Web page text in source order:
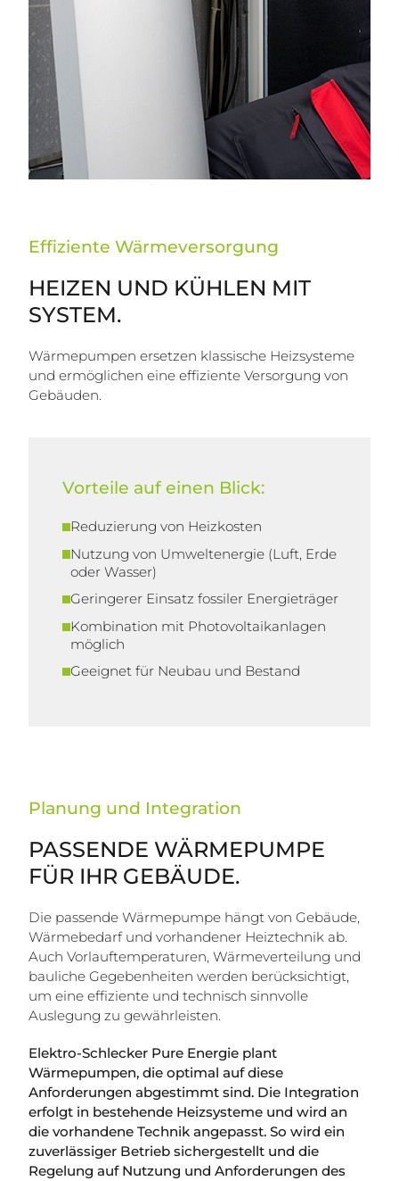
Effiziente Wärmeversorgung
HEIZEN UND KÜHLEN MIT
SYSTEM.
Wärmepumpen ersetzen klassische Heizsysteme
und ermöglichen eine effiziente Versorgung von
Gebäuden.
Vorteile auf einen Blick:
Reduzierung von Heizkosten
Nutzung von Umweltenergie (Luft, Erde
oder Wasser)
Geringerer Einsatz fossiler Energieträger
Kombination mit Photovoltaikanlagen
möglich
Geeignet für Neubau und Bestand
Planung und Integration
PASSENDE WÄRMEPUMPE
FÜR IHR GEBÄUDE.
Die passende Wärmepumpe hängt von Gebäude,
Wärmebedarf und vorhandener Heiztechnik ab.
Auch Vorlauftemperaturen, Wärmeverteilung und
bauliche Gegebenheiten werden berücksichtigt,
um eine effiziente und technisch sinnvolle
Auslegung zu gewährleisten.
Elektro-Schlecker Pure Energie plant
Wärmepumpen, die optimal auf diese
Anforderungen abgestimmt sind. Die Integration
erfolgt in bestehende Heizsysteme und wird an
die vorhandene Technik angepasst. So wird ein
zuverlässiger Betrieb sichergestellt und die
Regelung auf Nutzung und Anforderungen des